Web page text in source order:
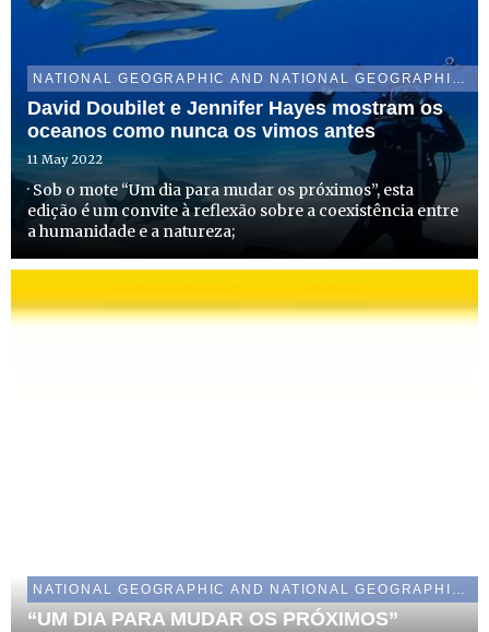
David Doubilet e Jennifer Hayes mostram os
oceanos como nunca os vimos antes
11 May 2022
· Sob o mote “Um dia para mudar os próximos”, esta
edição é um convite à reflexão sobre a coexistência entre
a humanidade e a natureza;
“UM DIA PARA MUDAR OS PRÓXIMOS”